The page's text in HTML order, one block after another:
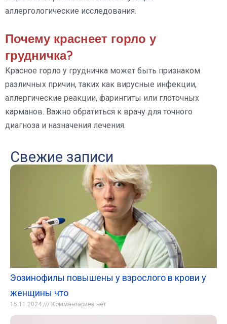
аллергологические исследования.
Почему краснеет горло у
грудничка?
Красное горло у грудничка может быть признаком
различных причин, таких как вирусные инфекции,
аллергические реакции, фарингиты или глоточных
карманов. Важно обратиться к врачу для точного
диагноза и назначения лечения.
Свежие записи
Эозинофилы повышены у взрослого в крови у
женщины что
15.11.2024 Комментариев нет